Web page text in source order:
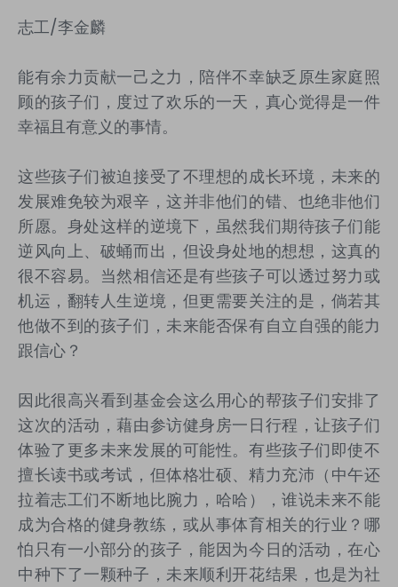
志工/李金麟
能有余力贡献一己之力，陪伴不幸缺乏原生家庭照
顾的孩子们，度过了欢乐的一天，真心觉得是一件
幸福且有意义的事情。
这些孩子们被迫接受了不理想的成长环境，未来的
发展难免较为艰辛，这并非他们的错、也绝非他们
所愿。身处这样的逆境下，虽然我们期待孩子们能
逆风向上、破蛹而出，但设身处地的想想，这真的
很不容易。当然相信还是有些孩子可以透过努力或
机运，翻转人生逆境，但更需要关注的是，倘若其
他做不到的孩子们，未来能否保有自立自强的能力
跟信心？
因此很高兴看到基金会这么用心的帮孩子们安排了
这次的活动，藉由参访健身房一日行程，让孩子们
体验了更多未来发展的可能性。有些孩子们即使不
擅长读书或考试，但体格壮硕、精力充沛（中午还
拉着志工们不断地比腕力，哈哈），谁说未来不能
成为合格的健身教练，或从事体育相关的行业？哪
怕只有一小部分的孩子，能因为今日的活动，在心
中种下了一颗种子，未来顺利开花结果，也是为社